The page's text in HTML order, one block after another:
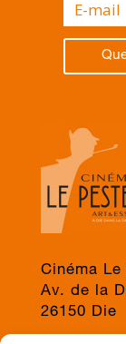
Cinéma Le
Av. de la
26150 Die